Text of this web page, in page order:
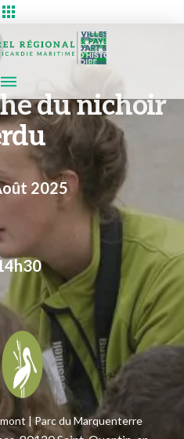
du nichoir
2025
| Parc du Marquenterre